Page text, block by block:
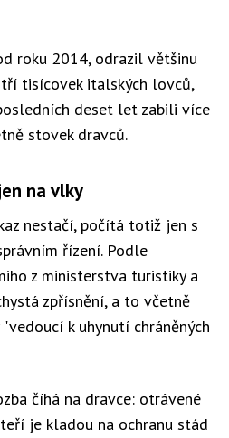
roku 2014, odrazil většinu
tisícovek italských lovců,
deset let zabili více
stovek dravců.
na vlky
nestačí, počítá totiž jen s
řízení. Podle
z ministerstva turistiky a
zpřísnění, a to včetně
k uhynutí chráněných
číhá na dravce: otrávené
je kladou na ochranu stád